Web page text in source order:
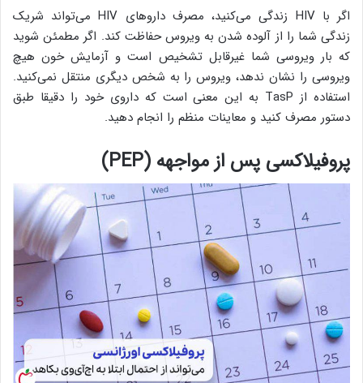
اگر با HIV زندگی می‌کنید، مصرف داروهای HIV می‌تواند شریک
زندگی شما را از آلوده شدن به ویروس حفاظت کند. اگر مطمئن شوید
که بار ویروسی شما غیرقابل تشخیص است و آزمایش خون هیچ
ویروسی را نشان ندهد، ویروس را به شخص دیگری منتقل نمی‌کنید.
استفاده از TasP به این معنی است که داروی خود را دقیقا طبق
دستور مصرف کنید و معاینات منظم را انجام دهید.
پروفیلاکسی پس از مواجهه (PEP
)